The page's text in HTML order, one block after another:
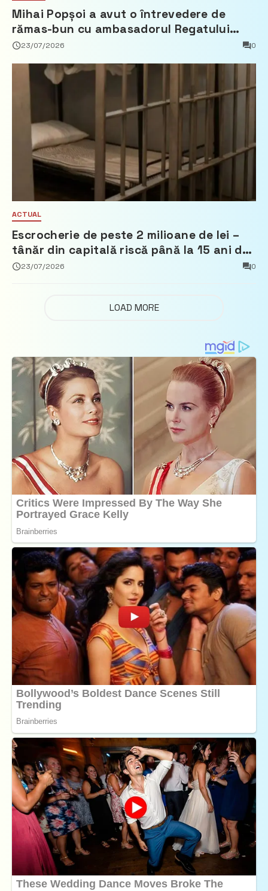
Mihai Popșoi a avut o întrevedere de
rămas-bun cu ambasadorul Regatului
Țărilor de Jos, Fred Duijn
23/07/2026 0
ACTUAL
Escrocherie de peste 2 milioane de lei –
tânăr din capitală riscă până la 15 ani de
închisoare
23/07/2026 0
LOAD MORE